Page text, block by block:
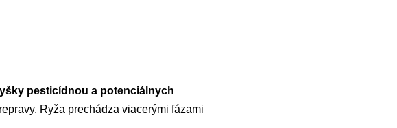
pesticídnou a potenciálnych
Ryža prechádza viacerými fázami